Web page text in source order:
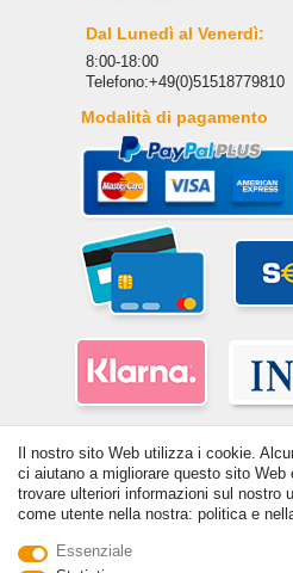
Il nostro sito Web utilizza i cookie.
ci aiutano a migliorare questo sito
trovare ulteriori informazioni sul nostro
come utente nella nostra: politica e
Essenziale
Dal Lunedì al Venerdì:
8:00-18:00
Telefono:+49(0)51518779810
Modalità di pagamento
© Copyright 2026 | Tutti i diritti riservati. -